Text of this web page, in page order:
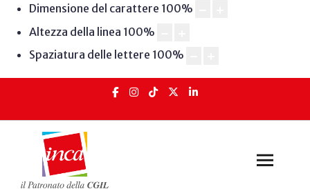
Dimensione del carattere 100%
Altezza della linea 100%
Spaziatura delle lettere 100%